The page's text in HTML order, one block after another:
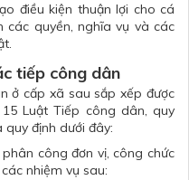
điều kiện thuận lợi cho cá
các quyền, nghĩa vụ và các
tiếp công dân
ở cấp xã sau sắp xếp được
Luật Tiếp công dân, quy
định dưới đây:
công đơn vị, công chức
nhiệm vụ sau: